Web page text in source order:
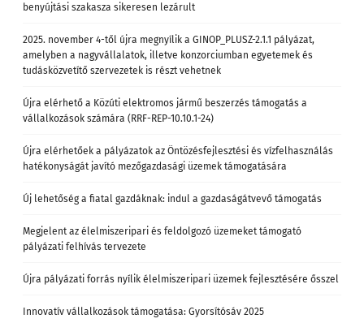
benyújtási szakasza sikeresen lezárult
2025. november 4-től újra megnyílik a GINOP_PLUSZ-2.1.1 pályázat,
amelyben a nagyvállalatok, illetve konzorciumban egyetemek és
tudásközvetítő szervezetek is részt vehetnek
Újra elérhető a Közúti elektromos jármű beszerzés támogatás a
vállalkozások számára (RRF-REP-10.10.1-24)
Újra elérhetőek a pályázatok az Öntözésfejlesztési és vízfelhasználás
hatékonyságát javító mezőgazdasági üzemek támogatására
Új lehetőség a fiatal gazdáknak: indul a gazdaságátvevő támogatás
Megjelent az élelmiszeripari és feldolgozó üzemeket támogató
pályázati felhívás tervezete
Újra pályázati forrás nyílik élelmiszeripari üzemek fejlesztésére ősszel
Innovatív vállalkozások támogatása: Gyorsítósáv 2025